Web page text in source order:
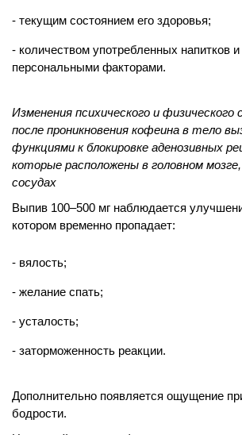
текущим состоянием его здоровья;
количеством употребленных напитков
персональными факторами.
Изменения психического и физического
после проникновения кофеина в тело
функциями к блокировке аденозивных
которые расположены в головном
сосудах
Выпив 100–500 мг наблюдается
котором временно пропадает:
вялость;
желание спать;
усталость;
заторможенность реакции.
Дополнительно появляется ощущение
бодрости.